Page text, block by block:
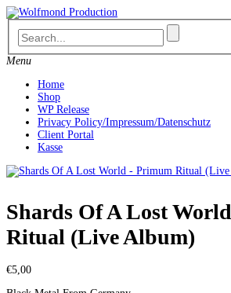
Skip
to
content
Menu
Home
Shop
WP Release
Privacy Policy/Impressum/Datenschutz
Client Portal
Kasse
Shards Of A Lost
Ritual (Live Album)
€5,00